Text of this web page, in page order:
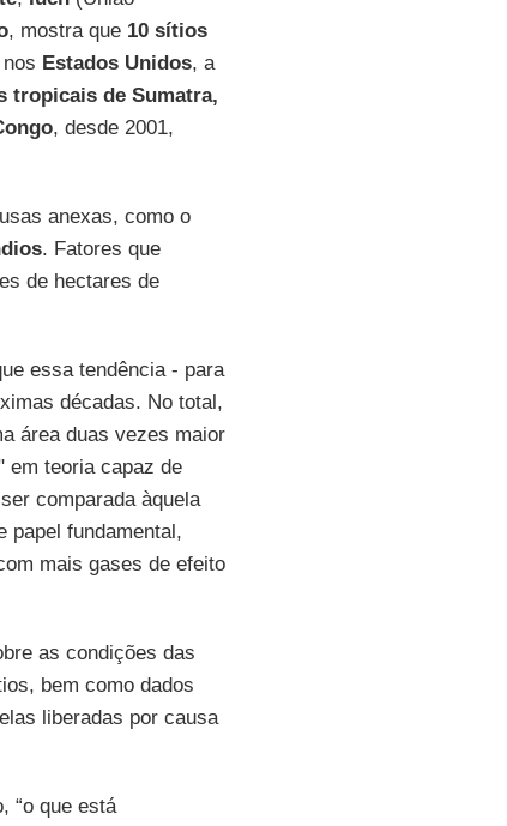
, mostra que 10 sítios
nos Estados Unidos, a
tropicais de Sumatra,
, desde 2001,
anexas, como o
. Fatores que
de hectares de
essa tendência - para
décadas. No total,
área duas vezes maior
em teoria capaz de
comparada àquela
papel fundamental,
mais gases de efeito
as condições das
bem como dados
liberadas por causa
“o que está